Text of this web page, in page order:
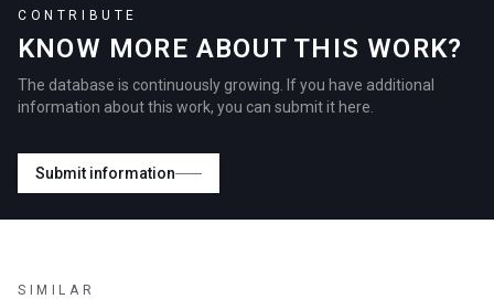
CONTRIBUTE
KNOW MORE ABOUT THIS WORK?
The database is continuously growing. If you have additional
information about this work, you can submit it here.
Submit information
SIMILAR